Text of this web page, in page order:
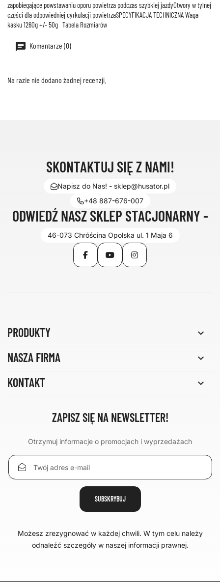
zapobiegające powstawaniu oporu powietrza podczas szybkiej jazdyOtwory w tylnej
części dla odpowiedniej cyrkulacji powietrzaSPECYFIKACJA TECHNICZNA Waga
kasku 1260g +/- 50g Tabela Rozmiarów
Komentarze (0)
Na razie nie dodano żadnej recenzji.
SKONTAKTUJ SIĘ Z NAMI!
Napisz do Nas! - sklep@husator.pl
+48 887-676-007
ODWIEDŹ NASZ SKLEP STACJONARNY -
46-073 Chróścina Opolska ul. 1 Maja 6
FacebookYouTubeInstagram
PRODUKTY 
NASZA FIRMA 
KONTAKT 
ZAPISZ SIĘ NA NEWSLETTER!
Otrzymuj informacje o promocjach i wyprzedażach
Możesz zrezygnować w każdej chwili. W tym celu należy
odnaleźć szczegóły w naszej informacji prawnej.